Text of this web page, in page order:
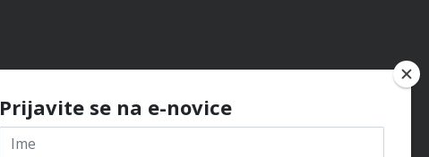
Prijavite se na e-novice